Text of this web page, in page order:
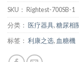
SKU： Rightest-700SB-1
分类： 医疗器具,糖尿相
标签： 利康之选, 血糖機